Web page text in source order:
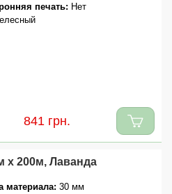
печать: Нет
841 грн.
x 200м, Лаванда
материала: 30 мм